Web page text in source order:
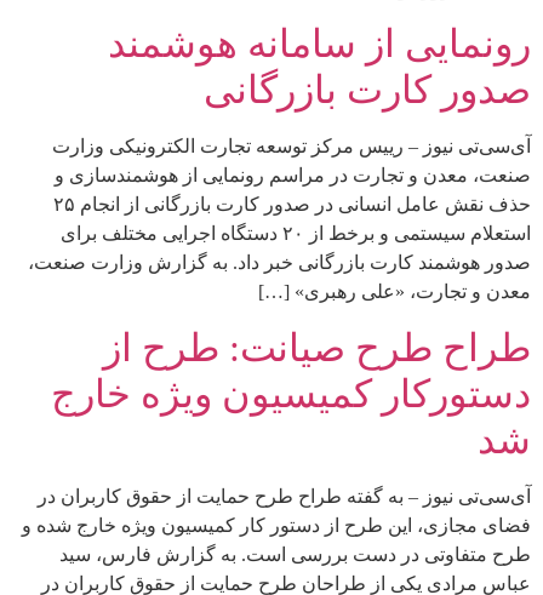
رونمایی از سامانه هوشمند
صدور کارت بازرگانی
آی‌سی‌تی نیوز – رییس مرکز توسعه تجارت الکترونیکی وزارت
صنعت، معدن و تجارت در مراسم رونمایی از هوشمندسازی و
حذف نقش عامل انسانی در صدور کارت بازرگانی از انجام ۲۵
استعلام سیستمی و برخط از ۲۰ دستگاه اجرایی مختلف برای
صدور هوشمند کارت بازرگانی خبر داد. به گزارش وزارت صنعت،
معدن و تجارت، «علی رهبری» […]
طراح طرح صیانت: طرح از
دستورکار کمیسیون ویژه خارج
شد
آی‌سی‌تی نیوز – به گفته طراح طرح حمایت از حقوق کاربران در
فضای مجازی، این طرح از دستور کار کمیسیون ویژه خارج شده و
طرح متفاوتی در دست بررسی است. به گزارش فارس، سید
عباس مرادی یکی از طراحان طرح حمایت از حقوق کاربران در